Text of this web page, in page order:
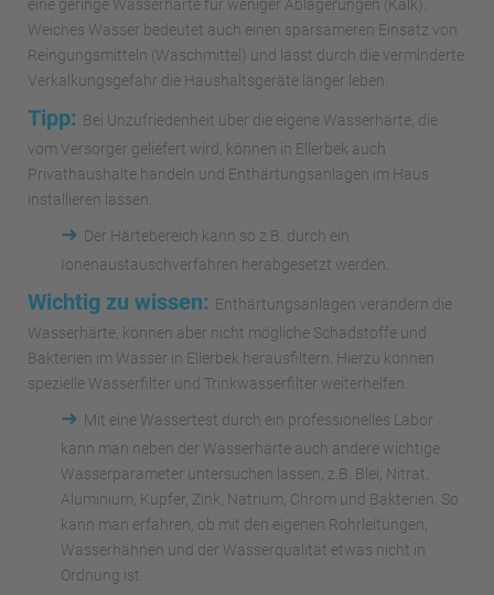
eine geringe Wasserhärte für weniger Ablagerungen (Kalk).
Weiches Wasser bedeutet auch einen sparsameren Einsatz von
Reingungsmitteln (Waschmittel) und lässt durch die verminderte
Verkalkungsgefahr die Haushaltsgeräte länger leben.
Tipp: Bei Unzufriedenheit über die eigene Wasserhärte, die
vom Versorger geliefert wird, können in Ellerbek auch
Privathaushalte handeln und Enthärtungsanlagen im Haus
installieren lassen.
➜ Der Härtebereich kann so z.B. durch ein
Ionenaustauschverfahren herabgesetzt werden.
Wichtig zu wissen: Enthärtungsanlagen verändern die
Wasserhärte, können aber nicht mögliche Schadstoffe und
Bakterien im Wasser in Ellerbek herausfiltern. Hierzu können
spezielle Wasserfilter und Trinkwasserfilter weiterhelfen.
➜ Mit eine Wassertest durch ein professionelles Labor
kann man neben der Wasserhärte auch andere wichtige
Wasserparameter untersuchen lassen, z.B. Blei, Nitrat,
Aluminium, Kupfer, Zink, Natrium, Chrom und Bakterien. So
kann man erfahren, ob mit den eigenen Rohrleitungen,
Wasserhähnen und der Wasserqualität etwas nicht in
Ordnung ist.